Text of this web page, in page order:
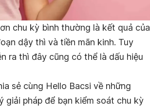
chu kỳ bình thường là kết quả của
dậy thì và tiền mãn kinh. Tuy
ra thì đây cũng có thể là dấu hiệu
sẻ cùng Hello Bacsi về những
giải pháp để bạn kiểm soát chu kỳ